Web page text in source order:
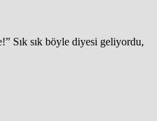
Sık sık böyle diyesi geliyordu,